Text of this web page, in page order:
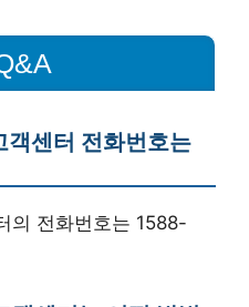
객센터 전화번호는
의 전화번호는 1588-